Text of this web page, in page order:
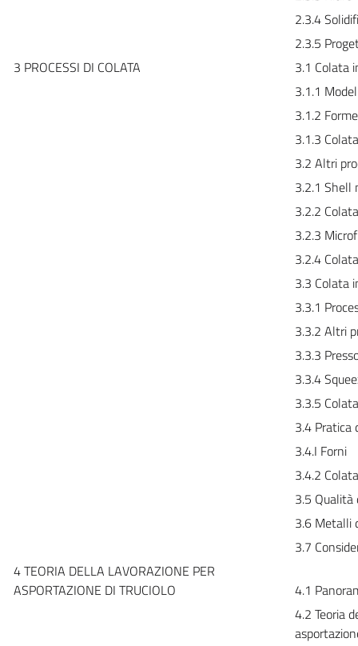
2.3.4
2.3.5
3 PROCESSI DI COLATA
3.1 Colata
3.1.1
3.1.2
3.1.3
3.2 Altri
3.2.1
3.2.2
3.2.3
3.2.4
3.3 Colata
3.3.1
3.3.2 Altri
3.3.3
3.3.4
3.3.5
3.4 Pratica
3.4.I Forni
3.4.2
3.5
3.6 Metalli
3.7
4 TEORIA DELLA LAVORAZIONE PER
ASPORTAZIONE DI TRUCIOLO
4.1
4.2 Teoria